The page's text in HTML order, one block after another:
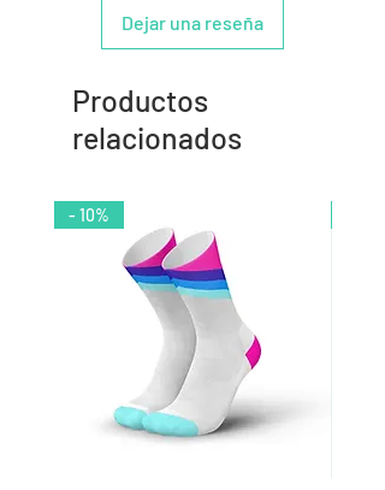
Dejar una reseña
Productos
relacionados
- 10%